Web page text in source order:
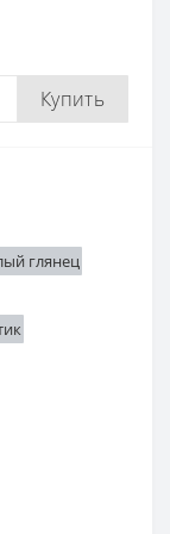
Купить